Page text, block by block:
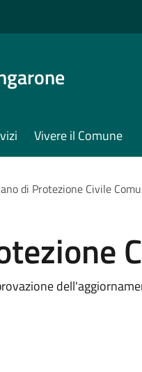
Vivere il Comune
di Protezione Civile